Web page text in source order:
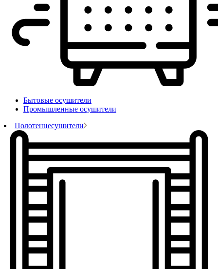
Бытовые осушители
Промышленные осушители
Полотенцесушители